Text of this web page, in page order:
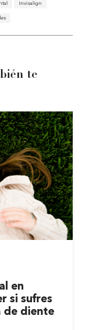
Invisalign
te
en
si sufres
de diente